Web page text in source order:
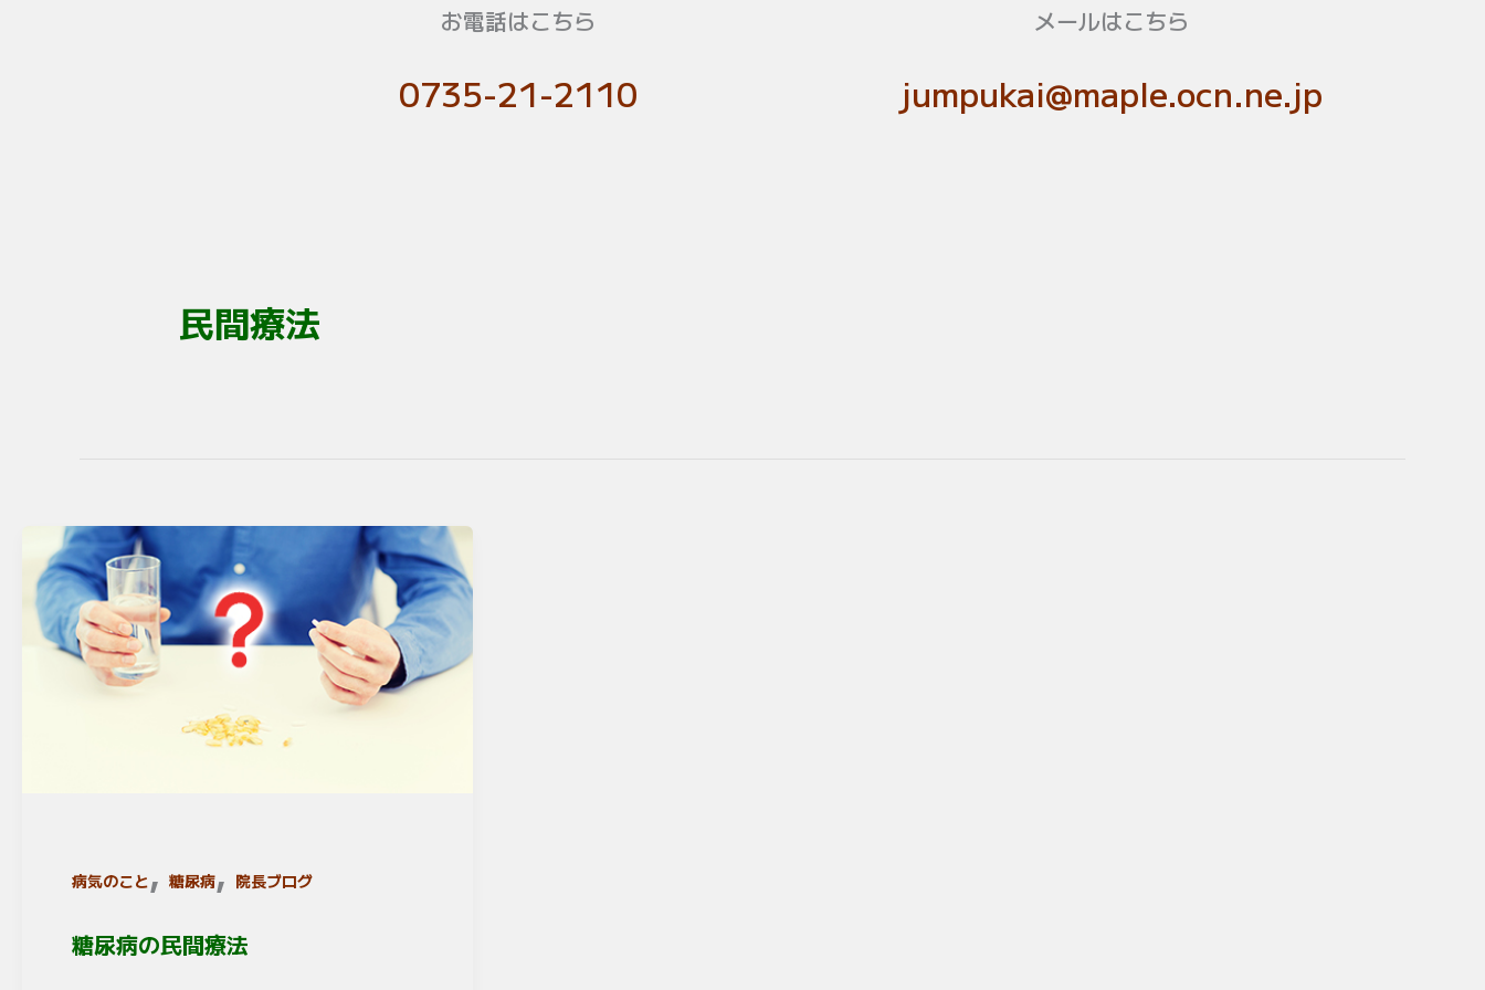
お電話はこちら
0735-21-2110
メールはこちら
jumpukai@maple.ocn.ne.jp
民間療法
病気のこと , 糖尿病, 院長ブログ
糖尿病の民間療法